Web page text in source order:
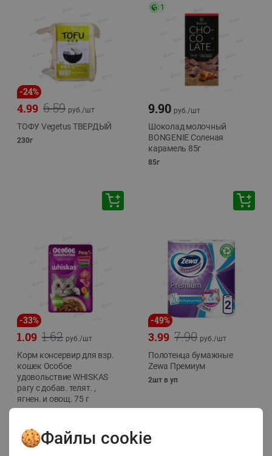
-24%
6.59
4.99 руб./шт
ТОФУ Vegetus ТВЕРДЫЙ
230г
1
9.90 руб./шт
Шоколад молочный
BONGENIE Соленая
карамель 85г
85г
-33%
1.62
1.09 руб./шт
Корм консервир для взр.
кошек Особое
удовольствие WHISKAS
рагу с добав. телят. ,
ягнен. и овощ. 75 г
-49%
7.90
3.99 руб./шт
Полотенца бумажные
Zewa Премиум
2шт в уп
Файлы cookie